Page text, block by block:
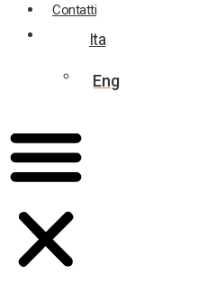
Contatti
Ita
Eng